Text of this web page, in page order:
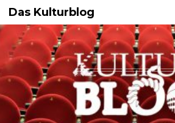
Das Kulturblog